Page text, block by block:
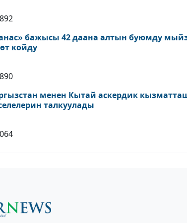
бажысы 42 даана алтын буюмду
койду
менен Кытай аскердик
талкуулады